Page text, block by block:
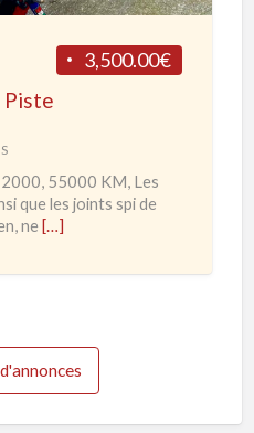
3,500.00€
Piste
55000 KM, Les
que les joints spi de
ne […]